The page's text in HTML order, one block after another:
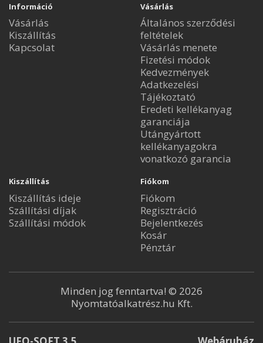
Információ
Vásárlás
Kiszállítás
Kapcsolat
Vásárlás
Általános szerződési
feltételek
Vásárlás menete
Fizetési módok
Kedvezmények
Adatkezelési
Tájékoztató
Eredeti kellékanyag
garanciája
Utángyártott
kellékanyagokra
vonatkozó garancia
Kiszállítás
Kiszállítás ideje
Szállítási díjak
Szállítási módok
Fiókom
Fiókom
Regisztráció
Bejelentkezés
Kosár
Pénztár
Minden jog fenntartva! © 2026
Nyomtatóalkatrész.hu Kft.